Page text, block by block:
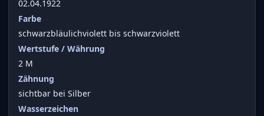
02.04.1922
Farbe
schwarzbläulichviolett bis schwarzviolett
Wertstufe / Währung
2 M
Zähnung
sichtbar bei Silber
Wasserzeichen